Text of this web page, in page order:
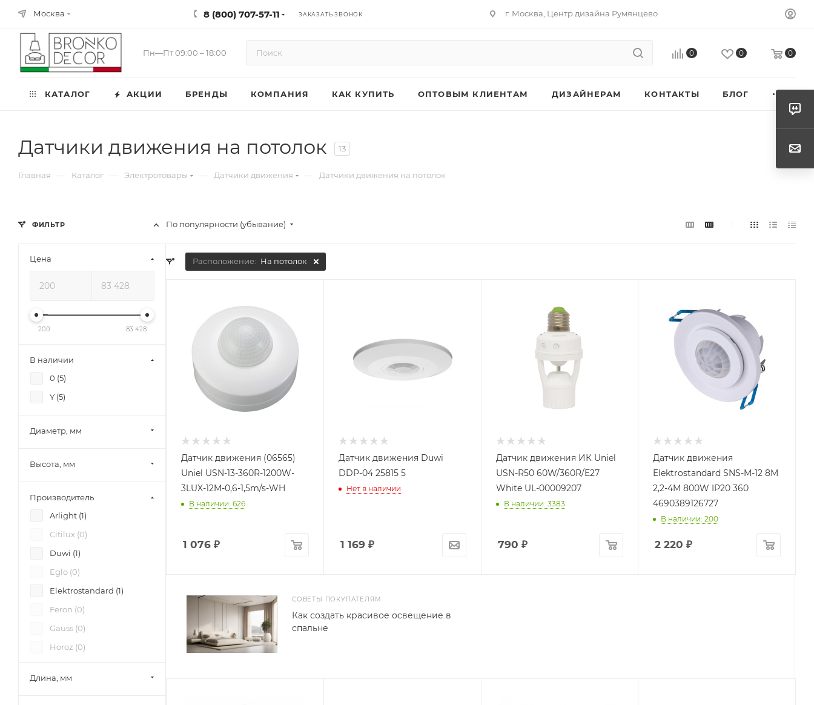
Москва 8 (800) 707-57-11 ЗАКАЗАТЬ ЗВОНОК г. Москва, Центр дизайна Румянцево
Пн—Пт 09:00 – 18:00 0 0 0
КАТАЛОГ АКЦИИ БРЕНДЫ КОМПАНИЯ КАК КУПИТЬ ОПТОВЫМ КЛИЕНТАМ ДИЗАЙНЕРАМ КОНТАКТЫ БЛОГ
Датчики движения на потолок 13
Главная — Каталог — Электротовары — Датчики движения — Датчики движения на потолок
По популярности (убывание)
Расположение: На потолок
Датчик движения (06565)
Uniel USN-13-360R-1200W-
3LUX-12M-0,6-1,5m/s-WH
В наличии: 626
1 076 ₽
Датчик движения Duwi
DDP-04 25815 5
Нет в наличии
1 169 ₽
Датчик движения ИК Uniel
USN-R50 60W/360R/E27
White UL-00009207
В наличии: 3383
790 ₽
Датчик движения
Elektrostandard SNS-M-12 8M
2,2-4M 800W IP20 360
4690389126727
В наличии: 200
2 220 ₽
СОВЕТЫ ПОКУПАТЕЛЯМ
Как создать красивое освещение в
спальне
ФИЛЬТР
Цена
200 83 428
В наличии
0 (5)
Y (5)
Диаметр, мм
Высота, мм
Производитель
Arlight (1)
Citilux (0)
Duwi (1)
Eglo (0)
Elektrostandard (1)
Feron (0)
Gauss (0)
Horoz (0)
Kanlux (
Длина, мм